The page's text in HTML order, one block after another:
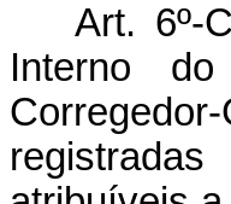
Art. 6º-
Interno